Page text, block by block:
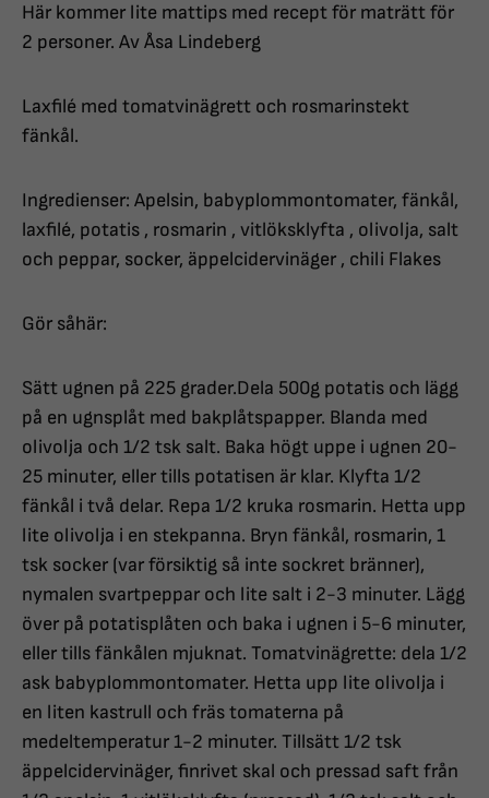
Här kommer lite mattips med recept för maträtt för
2 personer. Av Åsa Lindeberg
Laxfilé med tomatvinägrett och rosmarinstekt
fänkål.
Ingredienser: Apelsin, babyplommontomater, fänkål,
laxfilé, potatis , rosmarin , vitlöksklyfta , olivolja, salt
och peppar, socker, äppelcidervinäger , chili Flakes
Gör såhär:
Sätt ugnen på 225 grader.Dela 500g potatis och lägg
på en ugnsplåt med bakplåtspapper. Blanda med
olivolja och 1/2 tsk salt. Baka högt uppe i ugnen 20-
25 minuter, eller tills potatisen är klar. Klyfta 1/2
fänkål i två delar. Repa 1/2 kruka rosmarin. Hetta upp
lite olivolja i en stekpanna. Bryn fänkål, rosmarin, 1
tsk socker (var försiktig så inte sockret bränner),
nymalen svartpeppar och lite salt i 2-3 minuter. Lägg
över på potatisplåten och baka i ugnen i 5-6 minuter,
eller tills fänkålen mjuknat. Tomatvinägrette: dela 1/2
ask babyplommontomater. Hetta upp lite olivolja i
en liten kastrull och fräs tomaterna på
medeltemperatur 1-2 minuter. Tillsätt 1/2 tsk
äppelcidervinäger, finrivet skal och pressad saft från